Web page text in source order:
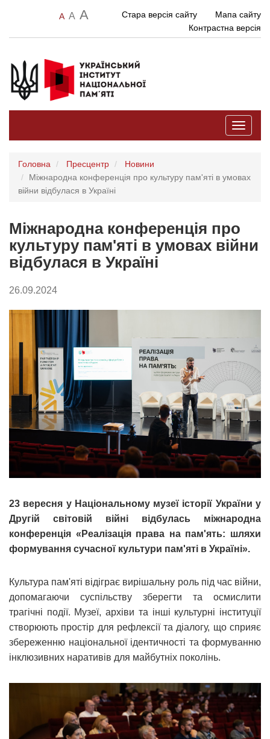
A A A Стара версія сайту
Мапа сайту
Контрастна версія
Toggle
Головна Пресцентр
Новини
Міжнародна конференція про культуру пам'яті в умовах
війни відбулася в Україні
Міжнародна конференція про
культуру пам'яті в умовах війни
відбулася в Україні
26.09.2024
23 вересня у Національному музеї історії України у
Другій світовій війні відбулась міжнародна
конференція «Реалізація права на пам'ять: шляхи
формування сучасної культури пам'яті в Україні».
Культура пам'яті відіграє вирішальну роль під час війни,
допомагаючи суспільству зберегти та осмислити
трагічні події. Музеї, архіви та інші культурні інституції
створюють простір для рефлексії та діалогу, що сприяє
збереженню національної ідентичності та формуванню
інклюзивних наративів для майбутніх поколінь.